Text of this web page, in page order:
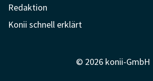
Redaktion
Konii schnell erklärt
© 2026 konii-GmbH